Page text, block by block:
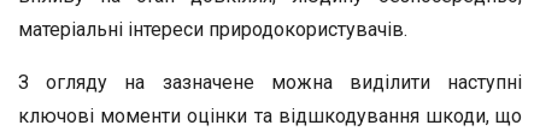
матеріальні інтереси природокористувачів.
З огляду на зазначене можна виділити наступні
ключові моменти оцінки та відшкодування шкоди, що